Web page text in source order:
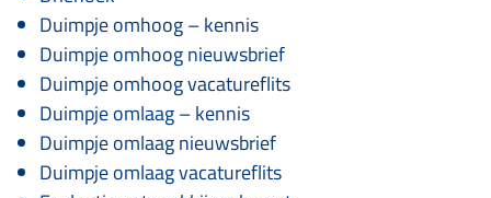
Duimpje omhoog – kennis
Duimpje omhoog nieuwsbrief
Duimpje omhoog vacatureflits
Duimpje omlaag – kennis
Duimpje omlaag nieuwsbrief
Duimpje omlaag vacatureflits